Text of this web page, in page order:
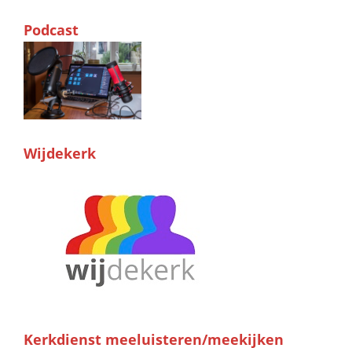
Podcast
Wijdekerk
Kerkdienst meeluisteren/meekijken